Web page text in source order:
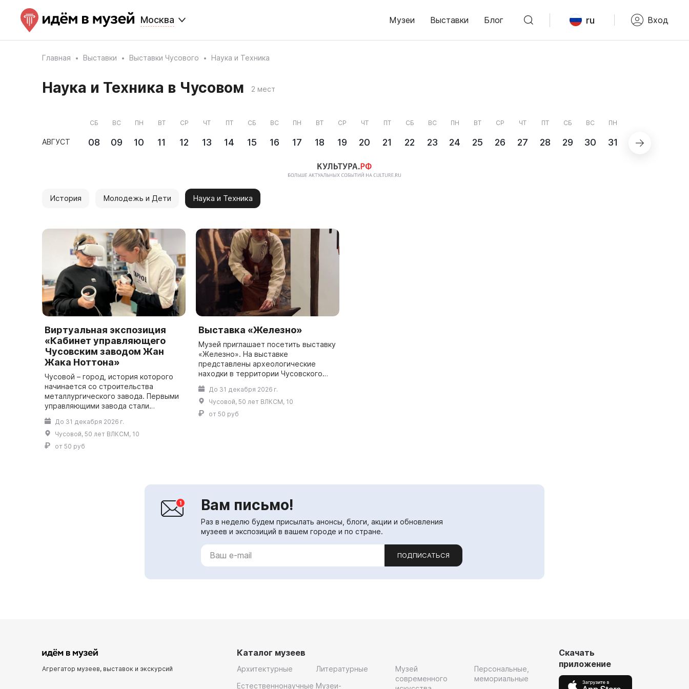
Москва Музеи Выставки Блог ru Вход
Главная Выставки Выставки Чусового Наука и Техника
Наука и Техника в Чусовом 2 мест
АВГУСТ
СБ
08
ВС
09
ПН
10
ВТ
11
СР
12
ЧТ
13
ПТ
14
СБ
15
ВС
16
ПН
17
ВТ
18
СР
19
ЧТ
20
ПТ
21
СБ
22
ВС
23
ПН
24
ВТ
25
СР
26
ЧТ
27
ПТ
28
СБ
29
ВС
30
ПН
31 СЕНТЯБРЬ
История Молодежь и Дети Наука и Техника
Виртуальная экспозиция
«Кабинет управляющего
Чусовским заводом Жан
Жака Ноттона»
Чусовой – город, история которого
начинается со строительства
металлургического завода. Первыми
управляющими завода стали
строящийся завод самыми
современными технолог...
До 31 декабря 2026 г.
Чусовой, 50 лет ВЛКСМ, 10
от 50 руб
Выставка «Железно»
Музей приглашает посетить выставку
«Железно». На выставке
представлены археологические
находки в территории Чусовского
себя в качестве археолога, узнать,
что такое ст...
До 31 декабря 2026 г.
Чусовой, 50 лет ВЛКСМ, 10
от 50 руб
Вам письмо!
Раз в неделю будем присылать анонсы, блоги, акции и обновления
музеев и экспозиций в вашем городе и по стране.
ПОДПИСАТЬСЯ
Агрегатор музеев, выставок и экскурсий
Каталог музеев
Архитектурные
Естественнонаучные
Литературные
Музеи-
Музей
современного
Персональные,
мемориальные
Скачать
приложение